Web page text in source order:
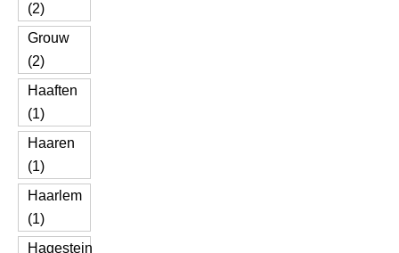
(2)
Grouw
(2)
Haaften
(1)
Haaren
(1)
Haarlem
(1)
Hagestein